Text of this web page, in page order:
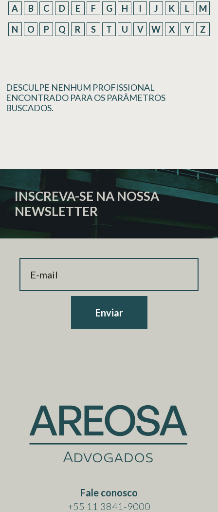
A B C D E F G H I J K L
M
N
O P Q R S T U V W X Y Z
DESCULPE NENHUM PROFISSIONAL
ENCONTRADO PARA OS PARÂMETROS
BUSCADOS.
INSCREVA-SE NA NOSSA
NEWSLETTER
Enviar
Fale conosco
+55 11 3841-9000